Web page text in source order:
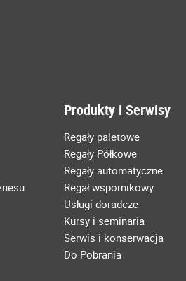
Produkty i Serwisy
Regały paletowe
Regały Półkowe
Regały automatyczne
Regał wspornikowy
Usługi doradcze
Kursy i seminaria
Serwis i konserwacja
Do Pobrania